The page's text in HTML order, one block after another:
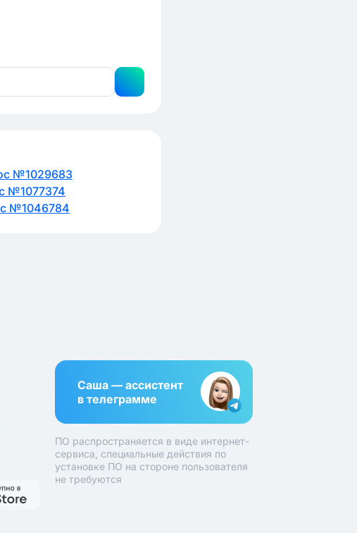
№1029683
№1077374
№1046784
Саша — ассистент
в телеграмме
ПО распространяется в виде интернет-
сервиса, специальные действия по
установке ПО на стороне пользователя
не требуются